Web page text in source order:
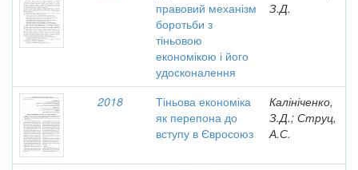
правовий механізм
боротьби з
тіньовою
економікою і його
удосконалення
З.Д.
2018
Тіньова економіка
як перепона до
вступу в Євросоюз
Калініченко,
З.Д.; Струц,
А.С.